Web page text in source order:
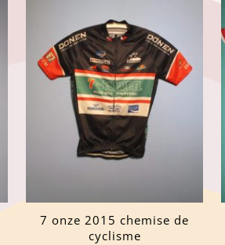
7 onze 2015 chemise de
cyclisme